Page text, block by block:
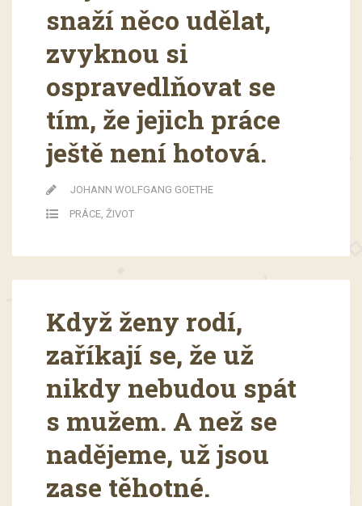
snaží něco udělat,
zvyknou si
ospravedlňovat se
tím, že jejich práce
ještě není hotová.
JOHANN WOLFGANG GOETHE
PRÁCE, ŽIVOT
Když ženy rodí,
zaříkají se, že už
nikdy nebudou spát
s mužem. A než se
nadějeme, už jsou
zase těhotné.